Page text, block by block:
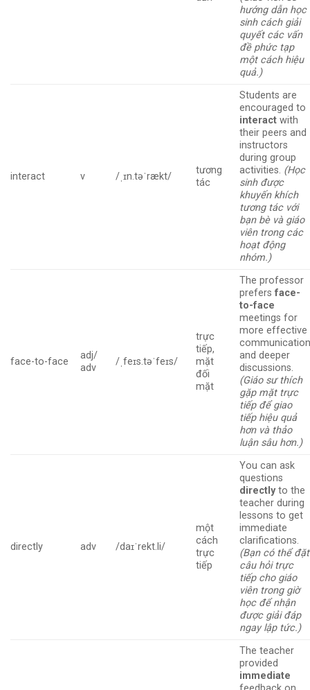
hướng dẫn học
sinh cách giải
quyết các vấn
đề phức tạp
một cách hiệu
quả.)
interact v /ˌɪn.təˈrækt/
tương
tác
Students are
encouraged to
interact with
their peers and
instructors
during group
activities. (Học
sinh được
khuyến khích
tương tác với
bạn bè và giáo
viên trong các
hoạt động
nhóm.)
face-to-face
adj/
adv
/ˌfeɪs.təˈfeɪs/
trực
tiếp,
mặt
đối
mặt
The professor
prefersface-
to-face
meetings for
more effective
and deeper
discussions.
(Giáo sư thích
gặp mặt trực
tiếp để giao
tiếp hiệu quả
hơn và thảo
luận sâu hơn.)
directly adv /daɪˈrekt.li/
một
cách
trực
tiếp
You can ask
questions
directlyto the
teacher during
lessons to get
immediate
clarifications.
(Bạn có thể đặt
câu hỏi trực
tiếp cho giáo
viên trong giờ
học để nhận
được giải đáp
ngay lập tức.)
The teacher
provided
immediate